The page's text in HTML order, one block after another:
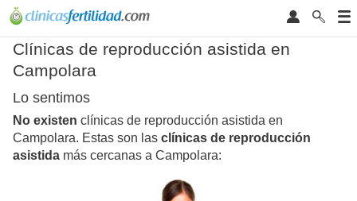
Clínicas de reproducción asistida en
Campolara
Lo sentimos
No existen clínicas de reproducción asistida en
Campolara. Estas son las clínicas de reproducción
asistida más cercanas a Campolara: